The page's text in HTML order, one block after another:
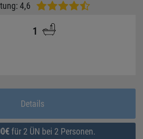
4,6
1
Details
für 2 ÜN bei 2 Personen.